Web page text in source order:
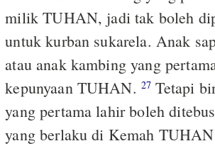
milik TUHAN, jadi tak boleh
untuk kurban sukarela. Anak
atau anak kambing yang
kepunyaan TUHAN. 27 Tetapi
yang pertama lahir boleh
yang berlaku di Kemah